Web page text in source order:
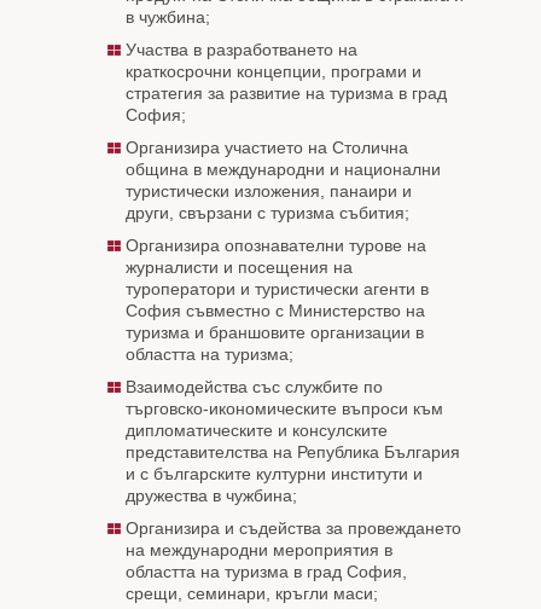
в чужбина;
Участва в разработването на
краткосрочни концепции, програми и
стратегия за развитие на туризма в град
София;
Организира участието на Столична
община в международни и национални
туристически изложения, панаири и
други, свързани с туризма събития;
Организира опознавателни турове на
журналисти и посещения на
туроператори и туристически агенти в
София съвместно с Министерство на
туризма и браншовите организации в
областта на туризма;
Взаимодейства със службите по
търговско-икономическите въпроси към
дипломатическите и консулските
представителства на Република България
и с българските културни институти и
дружества в чужбина;
Организира и съдейства за провеждането
на международни мероприятия в
областта на туризма в град София,
срещи, семинари, кръгли маси;